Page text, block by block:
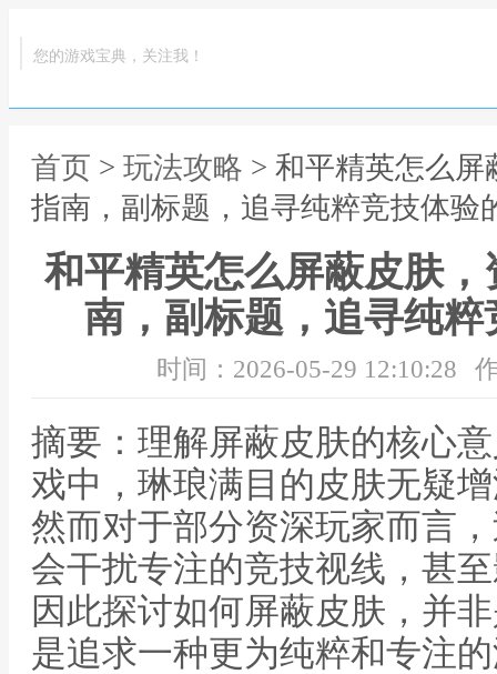
您的游戏宝典，关注我！
首页 > 玩法攻略 > 和平精英怎么
指南，副标题，追寻纯粹竞技体验
和平精英怎么屏蔽皮肤
南，副标题，追寻纯
时间：2026-05-29 12:10:28
摘要：理解屏蔽皮肤的核心
戏中，琳琅满目的皮肤无疑
然而对于部分资深玩家而言
会干扰专注的竞技视线，甚
因此探讨如何屏蔽皮肤，并
是追求一种更为纯粹和专注